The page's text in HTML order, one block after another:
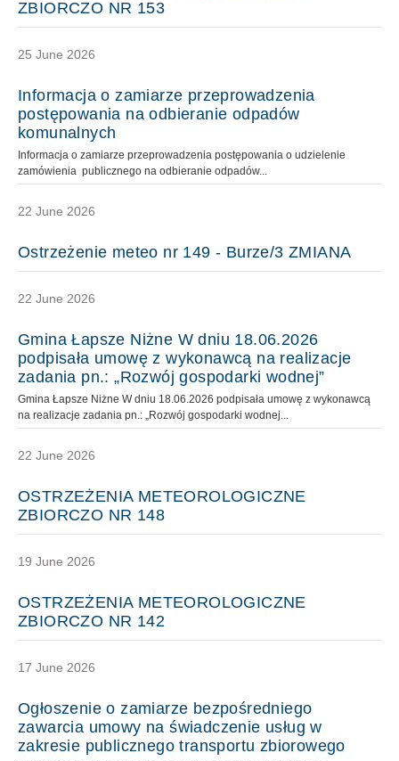
ZBIORCZO NR 153
25 June 2026
Informacja o zamiarze przeprowadzenia
postępowania na odbieranie odpadów
komunalnych
Informacja o zamiarze przeprowadzenia postępowania o udzielenie
zamówienia publicznego na odbieranie odpadów...
22 June 2026
Ostrzeżenie meteo nr 149 - Burze/3 ZMIANA
22 June 2026
Gmina Łapsze Niżne W dniu 18.06.2026
podpisała umowę z wykonawcą na realizacje
zadania pn.: „Rozwój gospodarki wodnej”
Gmina Łapsze Niżne W dniu 18.06.2026 podpisała umowę z wykonawcą
na realizacje zadania pn.: „Rozwój gospodarki wodnej...
22 June 2026
OSTRZEŻENIA METEOROLOGICZNE
ZBIORCZO NR 148
19 June 2026
OSTRZEŻENIA METEOROLOGICZNE
ZBIORCZO NR 142
17 June 2026
Ogłoszenie o zamiarze bezpośredniego
zawarcia umowy na świadczenie usług w
zakresie publicznego transportu zbiorowego